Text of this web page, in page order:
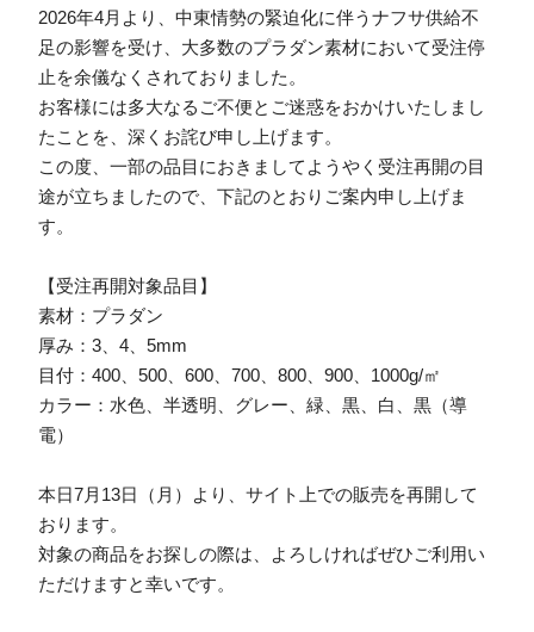
2026年4月より、中東情勢の緊迫化に伴うナフサ供給不
足の影響を受け、大多数のプラダン素材において受注停
止を余儀なくされておりました。
お客様には多大なるご不便とご迷惑をおかけいたしまし
たことを、深くお詫び申し上げます。
この度、一部の品目におきましてようやく受注再開の目
途が立ちましたので、下記のとおりご案内申し上げま
す。
【受注再開対象品目】
素材：プラダン
厚み：3、4、5mm
目付：400、500、600、700、800、900、1000g/㎡
カラー：水色、半透明、グレー、緑、黒、白、黒（導
電）
本日7月13日（月）より、サイト上での販売を再開して
おります。
対象の商品をお探しの際は、よろしければぜひご利用い
ただけますと幸いです。